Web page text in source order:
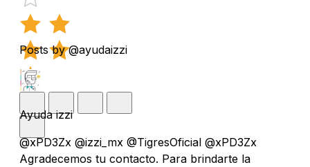
Posts by @ayudaizzi
Ayuda izzi
@xPD3Zx @izzi_mx @TigresOficial @xPD3Zx
Agradecemos tu contacto. Para brindarte la